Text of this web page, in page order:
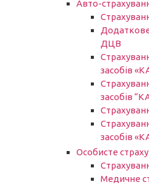
Авто-
ДЦВ
засобів
засобів
засобів
Особисте
Медичне